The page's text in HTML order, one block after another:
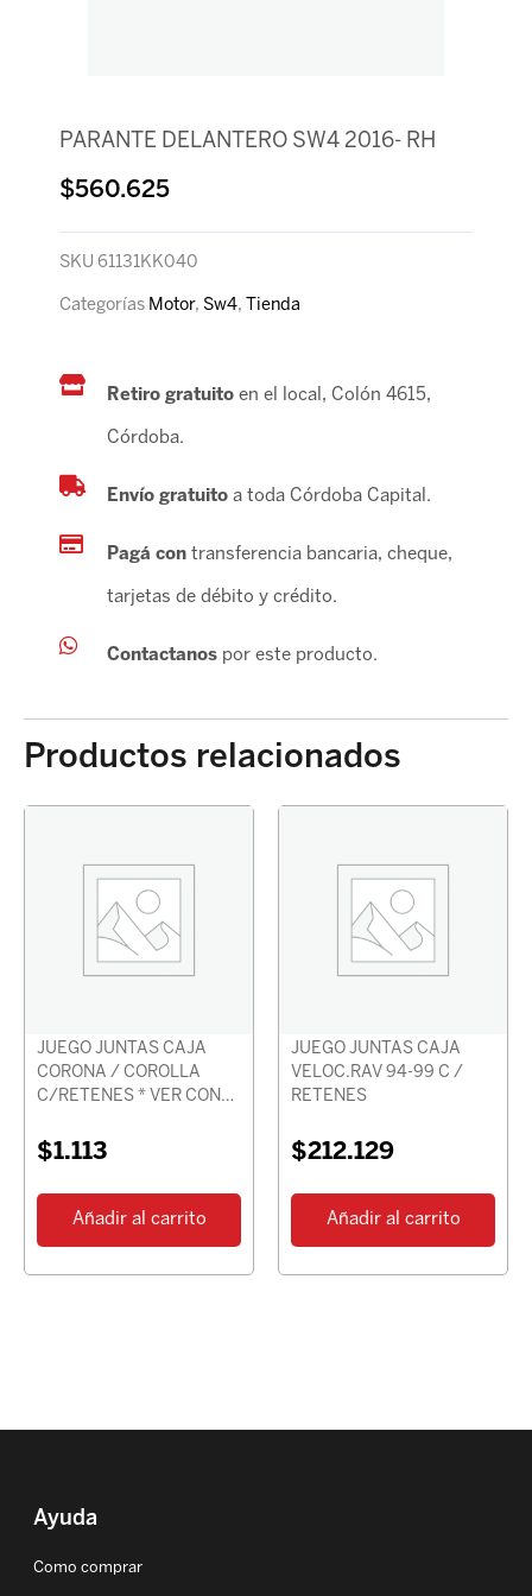
PARANTE DELANTERO SW4 2016- RH
$560.625
SKU 61131KK040
Categorías Motor, Sw4, Tienda
Retiro gratuito en el local, Colón 4615,
Córdoba.
Envío gratuitoa toda Córdoba Capital.
Pagá contransferencia bancaria, cheque,
tarjetas de débito y crédito.
Contactanospor este producto.
Productos relacionados
JUEGO JUNTAS CAJA
CORONA / COROLLA
C/RETENES * VER CON
$1.113
Añadir al carrito
JUEGO JUNTAS CAJA
VELOC.RAV 94-99 C /
RETENES
$212.129
Añadir al carrito
Ayuda
Como comprar